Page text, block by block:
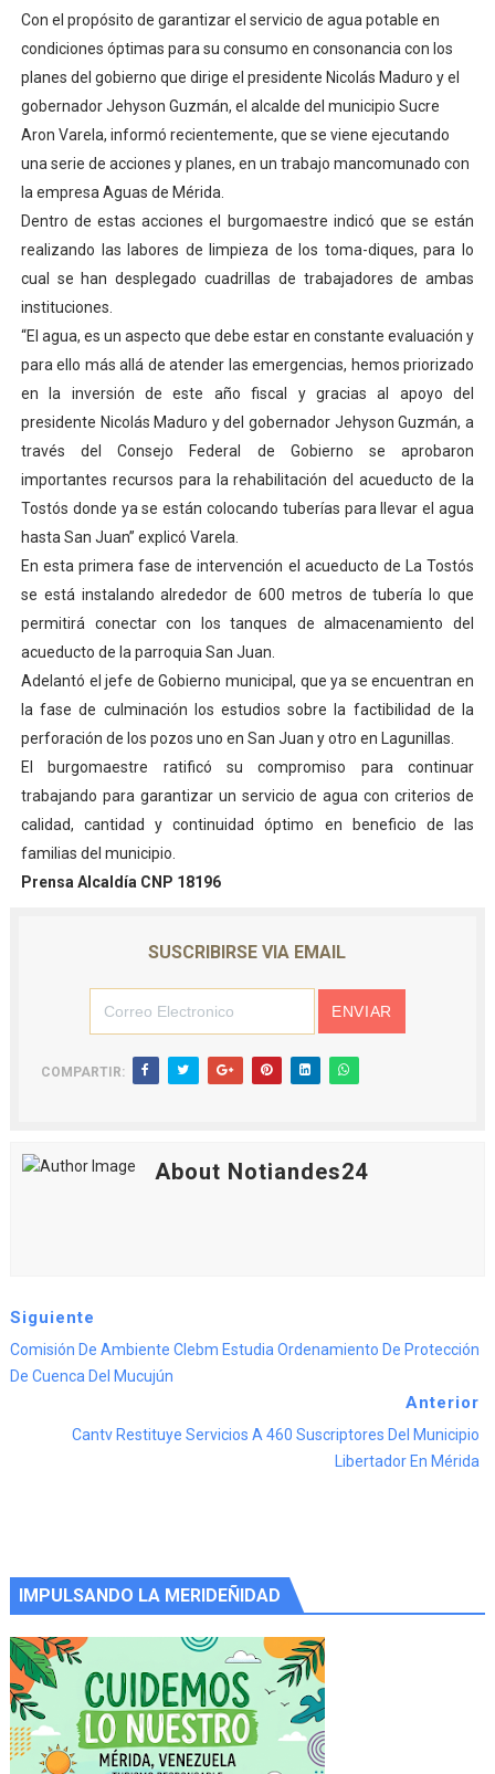
Dictan MasterClass en el marco del Encuentro LAGO
Campo Elías avanza con plan de asfaltado
Encuentro estadal fortalece la coordinación de
Gobernador Arnaldo Sánchez apadrina a más de 993
Plan Quirúrgico Regional llega a Pueblo Llano con la
Con el propósito de garantizar el servicio de agua potable en
condiciones óptimas para su consumo en consonancia con los
planes del gobierno que dirige el presidente Nicolás Maduro y el
gobernador Jehyson Guzmán, el alcalde del municipio Sucre
Aron Varela, informó recientemente, que se viene ejecutando
una serie de acciones y planes, en un trabajo mancomunado con
la empresa Aguas de Mérida.
Dentro de estas acciones el burgomaestre indicó que se están
realizando las labores de limpieza de los toma-diques, para lo
cual se han desplegado cuadrillas de trabajadores de ambas
instituciones.
“El agua, es un aspecto que debe estar en constante evaluación y
para ello más allá de atender las emergencias, hemos priorizado
en la inversión de este año fiscal y gracias al apoyo del
presidente Nicolás Maduro y del gobernador Jehyson Guzmán, a
través del Consejo Federal de Gobierno se aprobaron
importantes recursos para la rehabilitación del acueducto de la
Tostós donde ya se están colocando tuberías para llevar el agua
hasta San Juan” explicó Varela.
En esta primera fase de intervención el acueducto de La Tostós
se está instalando alrededor de 600 metros de tubería lo que
permitirá conectar con los tanques de almacenamiento del
acueducto de la parroquia San Juan.
Adelantó el jefe de Gobierno municipal, que ya se encuentran en
la fase de culminación los estudios sobre la factibilidad de la
perforación de los pozos uno en San Juan y otro en Lagunillas.
El burgomaestre ratificó su compromiso para continuar
trabajando para garantizar un servicio de agua con criterios de
calidad, cantidad y continuidad óptimo en beneficio de las
familias del municipio.
Prensa Alcaldía CNP 18196
SUSCRIBIRSE VIA EMAIL
COMPARTIR:
About Notiandes24
Siguiente
Comisión De Ambiente Clebm Estudia Ordenamiento De Protección
De Cuenca Del Mucujún
Anterior
Cantv Restituye Servicios A 460 Suscriptores Del Municipio
Libertador En Mérida
IMPULSANDO LA MERIDEÑIDAD